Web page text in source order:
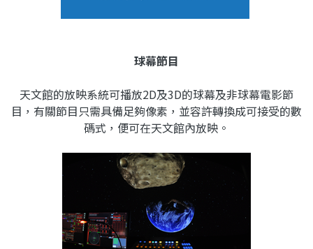
球幕節目
天文館的放映系統可播放2D及3D的球幕及非球幕電影節
目，有關節目只需具備足夠像素，並容許轉換成可接受的數
碼式，便可在天文館內放映。